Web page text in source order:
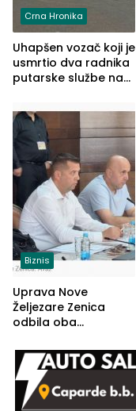
Crna Hronika
Uhapšen vozač koji je
usmrtio dva radnika
putarske službe na
prema Šapcu
(FOTO)
Biznis
Uprava Nove
Željezare Zenica
odbila oba
FBiH: Ustrajni da je
stečaj jedino rješenje